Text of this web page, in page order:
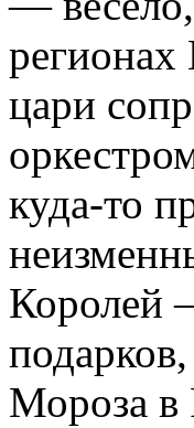
регионах
цари
куда-то
Королей
Мороза в